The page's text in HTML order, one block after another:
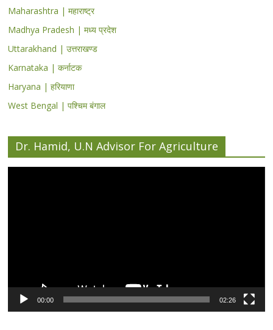
Maharashtra | महाराष्ट्र
Madhya Pradesh | मध्य प्रदेश
Uttarakhand | उत्तराखण्ड
Karnataka | कर्नाटक
Haryana | हरियाणा
West Bengal | पश्चिम बंगाल
Dr. Hamid, U.N Advisor For Agriculture
00:00 02:26